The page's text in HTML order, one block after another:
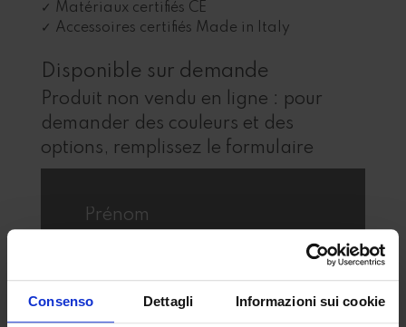
Consenso Dettagli Informazioni sui cookie
Matériaux certifiés CE
Accessoires certifiés Made in Italy
Disponible sur demande
Produit non vendu en ligne : pour
demander des couleurs et des
options, remplissez le formulaire